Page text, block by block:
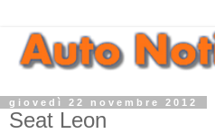
giovedì 22 novembre 2012
Seat Leon